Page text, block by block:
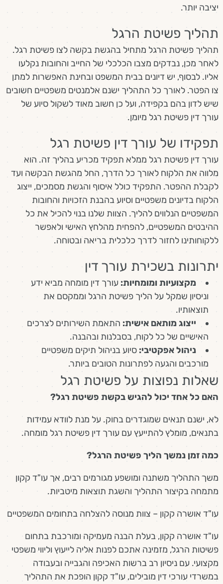
יציבה יותר.
תהליך פשיטת הרגל
תהליך פשיטת הרגל מתחיל בהגשת בקשה לצו פשיטת רגל.
לאחר מכן, נבדקים מצבו הכלכלי של החייב והחובות נקלעו
אליו. לבסוף, יש דיונים בבית המשפט ובחינת האפשרות למתן
צו הפטר. לאורך כל התהליך ישנם אלמנטים משפטיים חשובים
שיש לדון בהם בקפידה, ועל כן חשוב מאוד לשקול סיוע של
עורך דין פשיטת רגל מיומן.
תפקידו של עורך דין פשיטת רגל
עורך דין פשיטת רגל ממלא תפקיד מכריע בהליך זה. הוא
מלווה את הלקוח לאורך כל הדרך, החל מהגשת הבקשה ועד
לקבלת ההפטר. התפקיד כולל איסוף והגשת מסמכים, ייצוג
הלקוח בדיונים משפטיים וסיוע בהבנת הזכויות והחובות
המשפטיים הנלווים להליך. הצוות שלנו בנוי להכיל את כל
ההיבטים המשפטיים, להפחית מהלחץ האישי ולאפשר
ללקוחותינו לחזור לדרך כלכלית בריאה ובטוחה.
יתרונות בשכירת עורך דין
מקצועיות ומומחיות: עורך דין מומחה מביא ידע
וניסיון שמקל על הליך פשיטת הרגל וממקסם את
תוצאותיו.
ייצוג מותאם אישית: התאמת השירותים לצרכים
האישיים של כל לקוח, בסבלנות ובהבנה.
ניהול אפקטיבי: סיוע בניהול תיקים משפטיים
מורכבים והגעה לפתרונות הטובים ביותר.
שאלות נפוצות על פשיטת רגל
האם כל אחד יכול להגיש בקשת פשיטת רגל?
לא, ישנם תנאים שמוגדרים בחוק. על מנת לוודא עמידות
בתנאים, מומלץ להתייעץ עם עורך דין פשיטת רגל מומחה.
כמה זמן נמשך הליך פשיטת הרגל?
משך התהליך משתנה ומושפע מגורמים רבים, אך עו"ד קקון
מתמחה בקיצור התהליך והשגת תוצאות מיטביות.
עו"ד אושרה קקון – צוות מנוסה להצלחה בתחומים המשפטיים
עו"ד אושרה קקון, בעלת הבנה מעמיקה ומורכבת בתחום
פשיטות הרגל, מזמינה אתכם לפנות אליה לייעוץ וליווי משפטי
מקצועי. עם ניסיון רב ברשות האכיפה והגבייה ובעבודה
במשרדי עורכי דין מובילים, עו"ד קקון הופכת את התהליך